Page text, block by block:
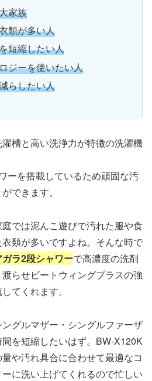
家族
類が多い人
短縮したい人
ジーを使いたい人
らしたい人
槽と高い洗浄力が特徴の洗濯機
ーを搭載しているため頑固な汚
できます。
では泥んこ遊びで汚れた服や食
類が多いですよね。そんな時で
ラ2段シャワーで高濃度の洗剤
らせビートウィングプラスの強
てくれます。
グルマザー・シングルファーザ
を短縮したいはず。BW-X120K
や汚れ具合に合わせて最適なコ
に洗い上げてくれるので忙しい